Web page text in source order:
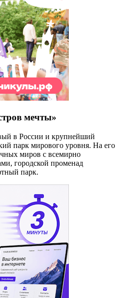
мечты»
в России и крупнейший
парк мирового уровня. На его
миров с всемирно
городской променад
парк.